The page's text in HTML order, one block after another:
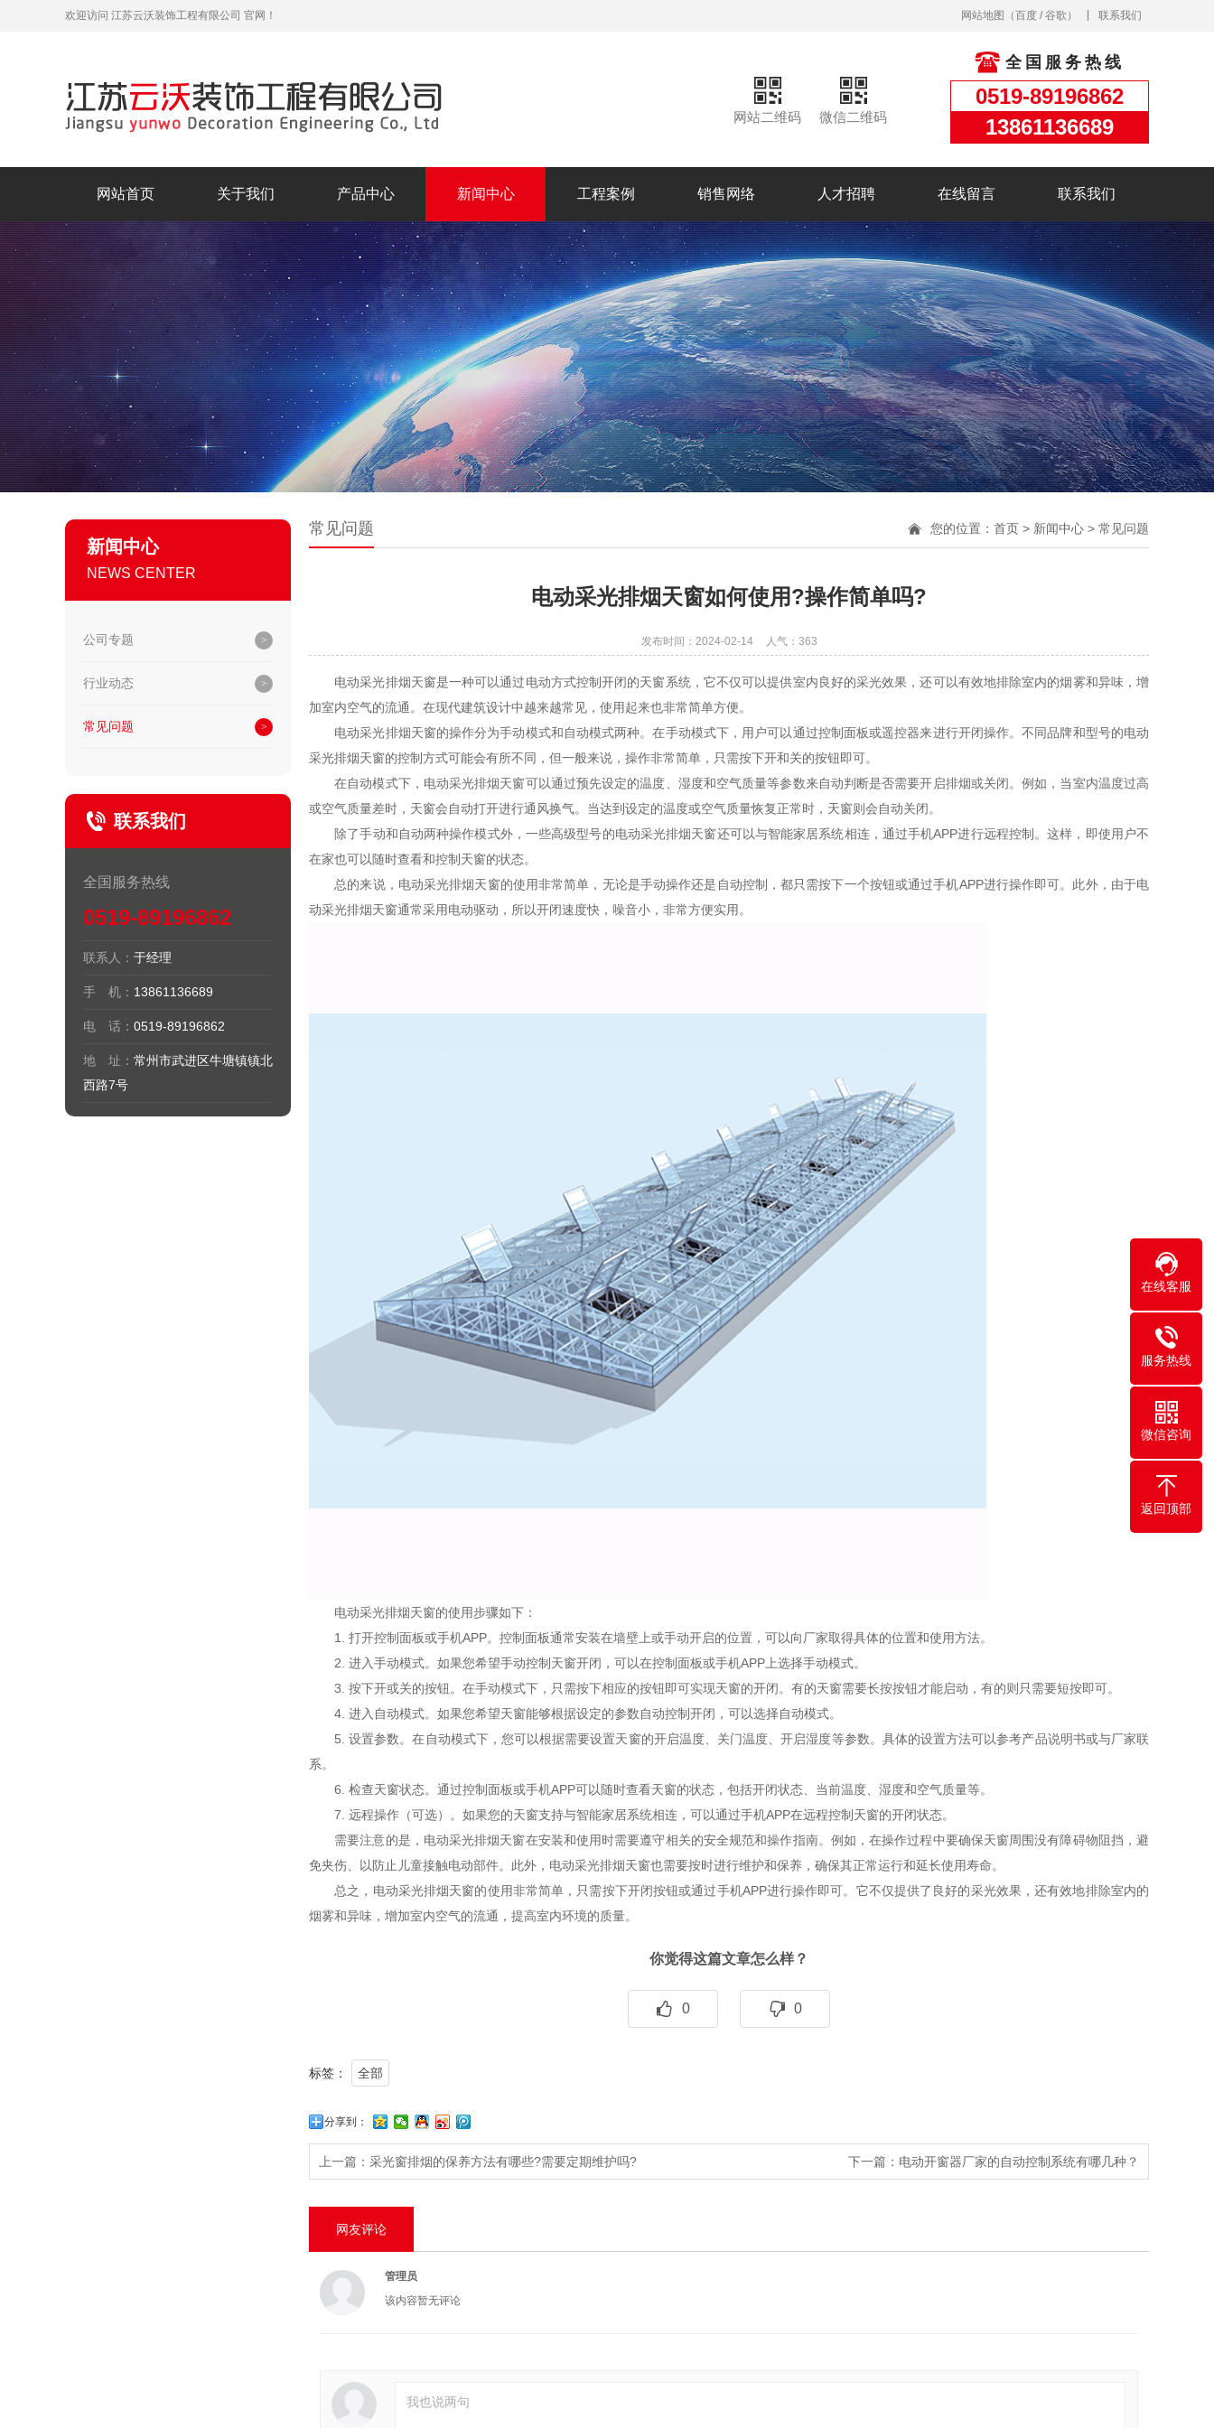
欢迎访问 江苏云沃装饰工程有限公司 官网！ 网站地图 （百度 /谷歌 ） 联系我们
全国服务热线
0519-89196862
13861136689
网站二维码 微信二维码
网站首页 关于我们 产品中心 新闻中心 工程案例 销售网络 人才招聘 在线留言 联系我们
新闻中心
NEWS CENTER
公司专题
行业动态
常见问题
联系我们
全国服务热线
0519-89196862
联系人： 于经理
手 机： 13861136689
电 话： 0519-89196862
地 址： 常州市武进区牛塘镇镇北
西路7号
常见问题 您的位置： 首页 > 新闻中心 > 常见问题
电动采光排烟天窗如何使用?操作简单吗?
发布时间：2024-02-14 人气： 363
电动采光排烟天窗是一种可以通过电动方式控制开闭的天窗系统，它不仅可以提供室内良好的采光效果，还可以有效地排除室内的烟雾和异味，增
加室内空气的流通。在现代建筑设计中越来越常见，使用起来也非常简单方便。
电动采光排烟天窗的操作分为手动模式和自动模式两种。在手动模式下，用户可以通过控制面板或遥控器来进行开闭操作。不同品牌和型号的电动
采光排烟天窗的控制方式可能会有所不同，但一般来说，操作非常简单，只需按下开和关的按钮即可。
在自动模式下，电动采光排烟天窗可以通过预先设定的温度、湿度和空气质量等参数来自动判断是否需要开启排烟或关闭。例如，当室内温度过高
或空气质量差时，天窗会自动打开进行通风换气。当达到设定的温度或空气质量恢复正常时，天窗则会自动关闭。
除了手动和自动两种操作模式外，一些高级型号的电动采光排烟天窗还可以与智能家居系统相连，通过手机APP进行远程控制。这样，即使用户不
在家也可以随时查看和控制天窗的状态。
总的来说，电动采光排烟天窗的使用非常简单，无论是手动操作还是自动控制，都只需按下一个按钮或通过手机APP进行操作即可。此外，由于电
动采光排烟天窗通常采用电动驱动，所以开闭速度快，噪音小，非常方便实用。
电动采光排烟天窗的使用步骤如下：
1. 打开控制面板或手机APP。控制面板通常安装在墙壁上或手动开启的位置，可以向厂家取得具体的位置和使用方法。
2. 进入手动模式。如果您希望手动控制天窗开闭，可以在控制面板或手机APP上选择手动模式。
3. 按下开或关的按钮。在手动模式下，只需按下相应的按钮即可实现天窗的开闭。有的天窗需要长按按钮才能启动，有的则只需要短按即可。
4. 进入自动模式。如果您希望天窗能够根据设定的参数自动控制开闭，可以选择自动模式。
5. 设置参数。在自动模式下，您可以根据需要设置天窗的开启温度、关门温度、开启湿度等参数。具体的设置方法可以参考产品说明书或与厂家联
系。
6. 检查天窗状态。通过控制面板或手机APP可以随时查看天窗的状态，包括开闭状态、当前温度、湿度和空气质量等。
7. 远程操作（可选）。如果您的天窗支持与智能家居系统相连，可以通过手机APP在远程控制天窗的开闭状态。
需要注意的是，电动采光排烟天窗在安装和使用时需要遵守相关的安全规范和操作指南。例如，在操作过程中要确保天窗周围没有障碍物阻挡，避
免夹伤、以防止儿童接触电动部件。此外，电动采光排烟天窗也需要按时进行维护和保养，确保其正常运行和延长使用寿命。
总之，电动采光排烟天窗的使用非常简单，只需按下开闭按钮或通过手机APP进行操作即可。它不仅提供了良好的采光效果，还有效地排除室内的
烟雾和异味，增加室内空气的流通，提高室内环境的质量。
你觉得这篇文章怎么样？
0 0
标签： 全部
分享到：
上一篇： 采光窗排烟的保养方法有哪些?需要定期维护吗? 下一篇： 电动开窗器厂家的自动控制系统有哪几种？
网友评论
管理员
该内容暂无评论
在线客服
服务热线
微信咨询
返回顶部